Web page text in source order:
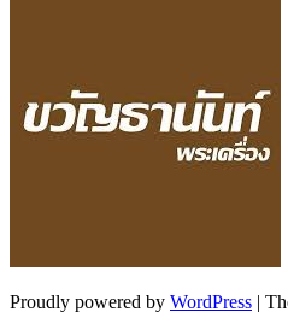
Proudly powered by WordPress |